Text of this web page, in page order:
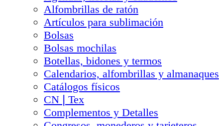
Alfombrillas de ratón
Artículos para sublimación
Bolsas
Bolsas mochilas
Botellas, bidones y termos
Calendarios, alfombrillas y almanaques
Catálogos físicos
CN❘Tex
Complementos y Detalles